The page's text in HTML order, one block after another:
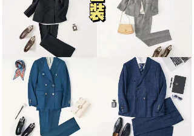
天津工作服厂家定制
天津V领套头长袖衬衫职业装定制
天津雪纺法式飘带衬衫职业装定制